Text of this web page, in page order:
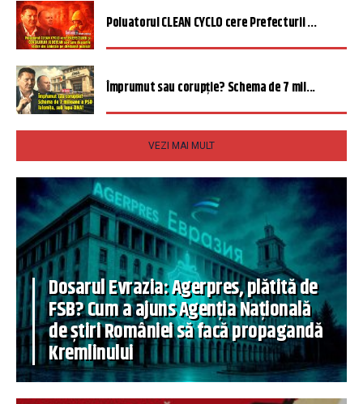
Poluatorul CLEAN CYCLO cere Prefecturii ...
Împrumut sau corupție? Schema de 7 mil...
VEZI MAI MULT
Dosarul Evrazia: Agerpres, plătită de
FSB? Cum a ajuns Agenția Națională
de știri României să facă propagandă
Kremlinului